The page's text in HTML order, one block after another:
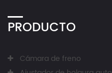
PRODUCTO
Cámara de freno